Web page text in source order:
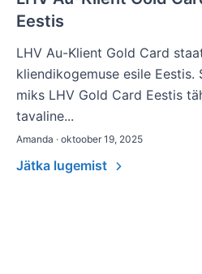
Eestis
LHV Au-Klient Gold Card
kliendikogemuse esile Eestis.
miks LHV Gold Card Eestis
tavaline...
Amanda · oktoober 19, 2025
Jätka lugemist